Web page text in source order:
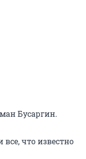
Бусаргин.
все, что известно